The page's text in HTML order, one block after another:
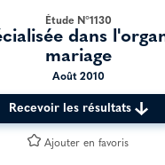
Étude N°1130
dans
mariage
Août 2010
Recevoir les résultats
Ajouter en favoris